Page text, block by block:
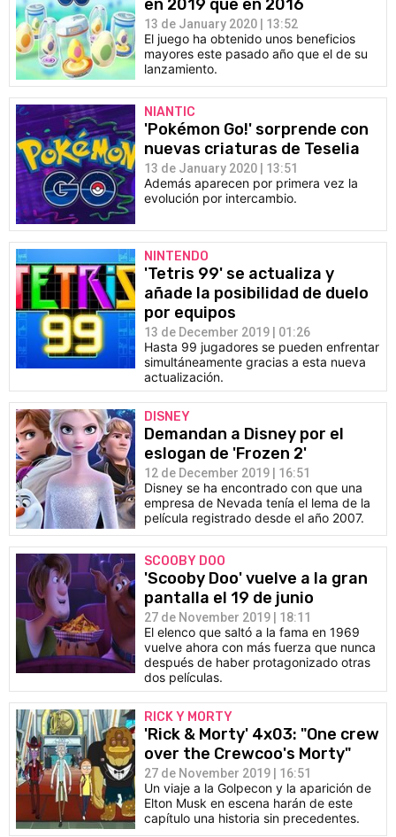
CÓMICS
MANGA
en 2019 que en 2016
13 de January 2020 | 13:52
El juego ha obtenido unos beneficios
mayores este pasado año que el de su
lanzamiento.
NIANTIC
'Pokémon Go!' sorprende con
nuevas criaturas de Teselia
13 de January 2020 | 13:51
Además aparecen por primera vez la
evolución por intercambio.
NINTENDO
'Tetris 99' se actualiza y
añade la posibilidad de duelo
por equipos
13 de December 2019 | 01:26
Hasta 99 jugadores se pueden enfrentar
simultáneamente gracias a esta nueva
actualización.
DISNEY
Demandan a Disney por el
eslogan de 'Frozen 2'
12 de December 2019 | 16:51
Disney se ha encontrado con que una
empresa de Nevada tenía el lema de la
película registrado desde el año 2007.
SCOOBY DOO
'Scooby Doo' vuelve a la gran
pantalla el 19 de junio
27 de November 2019 | 18:11
El elenco que saltó a la fama en 1969
vuelve ahora con más fuerza que nunca
después de haber protagonizado otras
dos películas.
RICK Y MORTY
'Rick & Morty' 4x03: "One crew
over the Crewcoo's Morty"
27 de November 2019 | 16:51
Un viaje a la Golpecon y la aparición de
Elton Musk en escena harán de este
capítulo una historia sin precedentes.